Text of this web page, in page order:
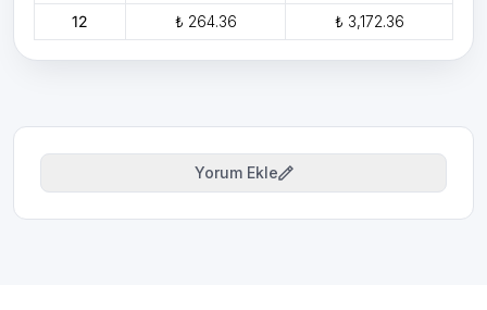
12
₺ 264.36 ₺ 3,172.36
Yorum Ekle